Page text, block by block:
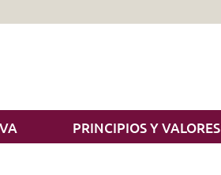
PRINCIPIOS Y VALORES